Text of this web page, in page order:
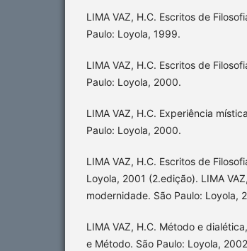
LIMA VAZ, H.C. Escritos de
Paulo: Loyola, 1999.
LIMA VAZ, H.C. Escritos de
Paulo: Loyola, 2000.
LIMA VAZ, H.C. Experiência
Paulo: Loyola, 2000.
LIMA VAZ, H.C. Escritos de
Loyola, 2001 (2.edição). LIMA
modernidade. São Paulo: Loyola,
LIMA VAZ, H.C. Método e
e Método. São Paulo: Loyola,